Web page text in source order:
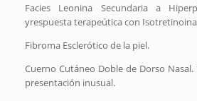
Facies Leonina Secundaria a
yrespuesta terapeútica con
Fibroma Esclerótico de la piel.
Cuerno Cutáneo Doble de Dorso
presentación inusual.